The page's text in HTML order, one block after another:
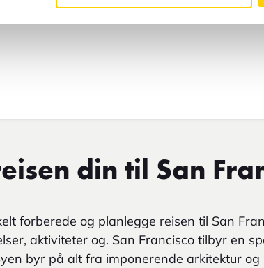
din til San
forberede og planlegge reisen til San
aktiviteter og. San Francisco tilbyr en
byr på alt fra imponerende arkitektur og